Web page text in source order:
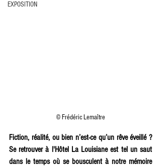
EXPOSITION
© Frédéric Lemaître
Fiction, réalité, ou bien n’est-ce qu’un rêve éveillé ?
Se retrouver à l'Hôtel La Louisiane est tel un saut
dans le temps où se bousculent à notre mémoire